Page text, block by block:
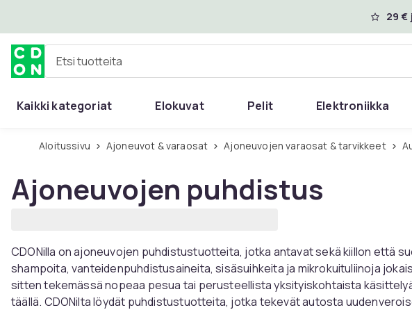
29 €
Etsi tuotteita
Kaikki kategoriat Elokuvat Pelit Elektroniikka
Aloitussivu Ajoneuvot & varaosat Ajoneuvojen varaosat & tarvikkeet
Ajoneuvojen puhdistus
CDONilla on ajoneuvojen puhdistustuotteita, jotka antavat sekä kiillon että
shampoita, vanteidenpuhdistusaineita, sisäsuihkeita ja mikrokuituliinoja
sitten tekemässä nopeaa pesua tai perusteellista yksityiskohtaista
täällä. CDONilta löydät puhdistustuotteita, jotka tekevät autosta